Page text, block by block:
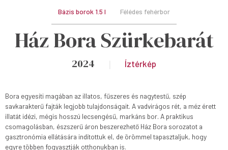
Bázis borok 1.5 l Félédes fehérbor
Ház Bora Szürkebarát
2024 Íztérkép
Bora egyesíti magában az illatos, fűszeres és nagytestű, szép
savkarakterű fajták legjobb tulajdonságait. A vadvirágos rét, a méz érett
illatát idézi, mégis hosszú lecsengésű, markáns bor. A praktikus
csomagolásban, észszerű áron beszerezhető Ház Bora sorozatot a
gasztronómia ellátására indítottuk el, de örömmel tapasztaljuk, hogy
egyre többen fogyasztják otthonukban is.